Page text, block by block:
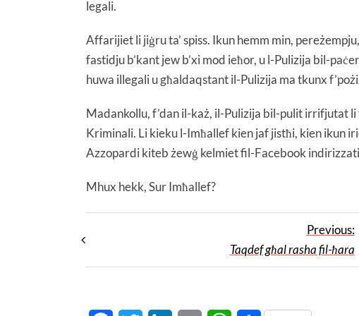
legali.
Affarijiet li jiġru ta’ spiss. Ikun hemm min,
fastidju b’kant jew b’xi mod ieħor, u l-Pulizija bil-
huwa illegali u għaldaqstant il-Pulizija ma tkunx
Madankollu, f’dan il-każ, il-Pulizija bil-pulit irrifjutat
Kriminali. Li kieku l-Imħallef kien jaf jistħi, kien ikun
Azzopardi kiteb żewġ kelmiet fil-Facebook indirizzati
Mhux hekk, Sur Imħallef?
Previous:
Taqdef għal rasha fil-ħara